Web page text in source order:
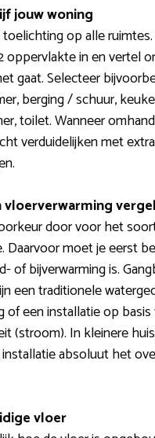
jouw woning
toelichting op alle
oppervlakte in en vertel
gaat. Selecteer
berging / schuur,
toilet. Wanneer
verduidelijken met
door voor het
Daarvoor moet je eerst
of bijverwarming is.
een traditionele
of een installatie op basis
(stroom). In kleinere
absoluut het
vloer